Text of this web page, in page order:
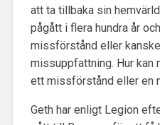
att ta tillbaka sin
pågått i flera hundra år
missförstånd eller
missuppfattning. Hur kan
ett missförstånd eller en
Geth har enligt Legion